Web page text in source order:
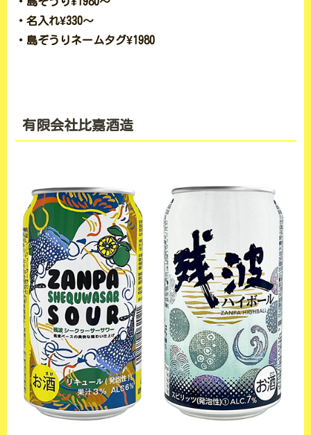
・名入れ¥330〜
・島ぞうりネームタグ¥1980
有限会社比嘉酒造